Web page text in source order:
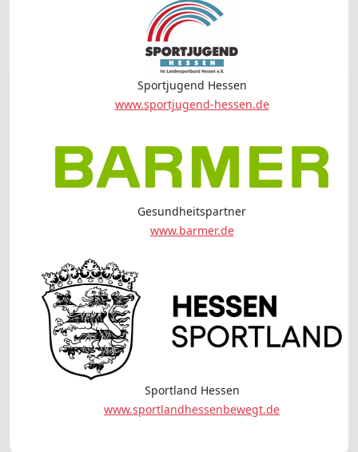
Sportjugend Hessen
www.sportjugend-hessen.de
Gesundheitspartner
www.barmer.de
Sportland Hessen
www.sportlandhessenbewegt.de